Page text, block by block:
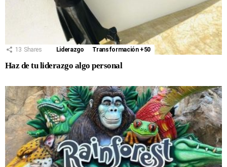
13 Shares Liderazgo Transformación +50
Haz de tu liderazgo algo personal